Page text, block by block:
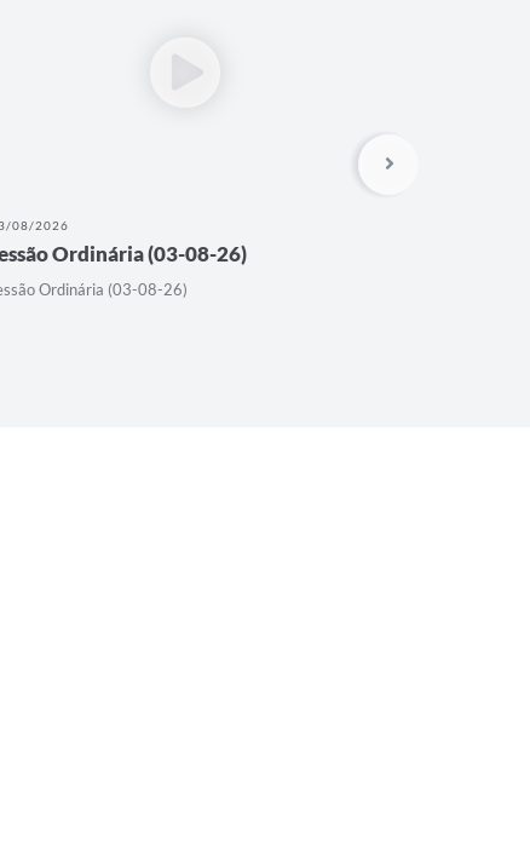
08/2026
Ordinária (03-08-26)
Ordinária (03-08-26)